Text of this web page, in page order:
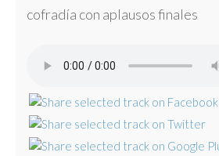
cofradía con aplausos finales